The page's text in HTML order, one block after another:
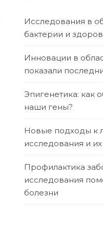
Исследования в
бактерии и
Инновации в
показали
Эпигенетика: как
наши гены?
Новые подходы к
исследования и их
Профилактика
исследования
болезни